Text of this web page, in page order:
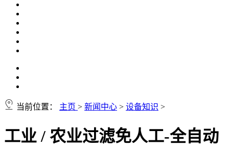
当前位置： 主页 > 新闻中心 > 设备知识 >
工业 / 农业过滤免人工-全自动